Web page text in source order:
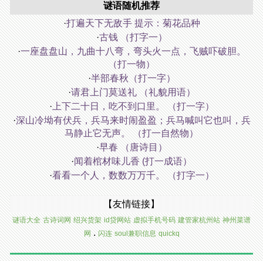
谜语随机推荐
·打遍天下无敌手 提示：菊花品种
·古钱 （打字一）
·一座盘盘山，九曲十八弯，弯头火一点，飞贼吓破胆。
（打一物）
·半部春秋（打一字）
·请君上门莫送礼 （礼貌用语）
· 上下二十日，吃不到口里。 （打一字）
·深山冷坳有伏兵，兵马来时闹盈盈；兵马喊叫它也叫，兵
马静止它无声。 （打一自然物）
·早春 （唐诗目）
·闻着棺材味儿香 (打一成语）
·看看一个人，数数万万千。 （打字一）
【友情链接】
谜语大全 古诗词网 绍兴货架 id贷网站 虚拟手机号码 建管家杭州站 神州菜谱
网 . 闪连 soul兼职信息 quickq